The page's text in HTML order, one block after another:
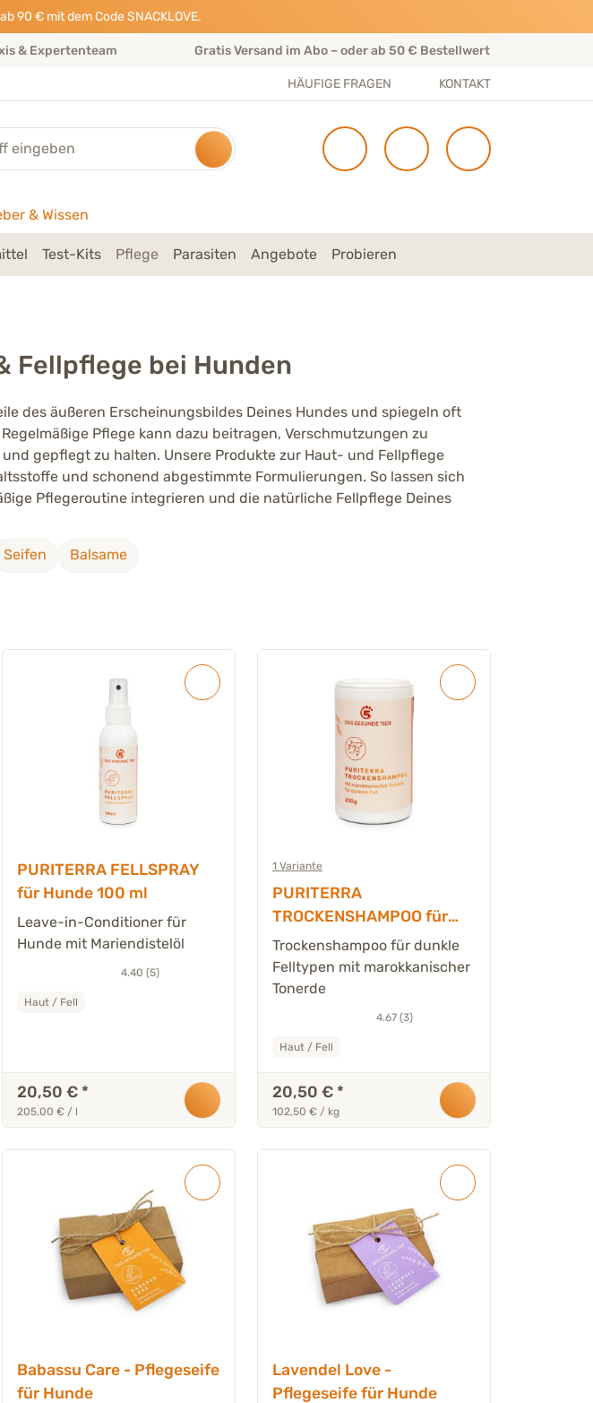
90 € mit dem Code SNACKLOVE.
& Expertenteam Gratis Versand im Abo – oder ab 50 € Bestellwert
HÄUFIGE FRAGEN KONTAKT
& Wissen
Test-Kits Pflege Parasiten Angebote Probieren
Fellpflege bei Hunden
des äußeren Erscheinungsbildes Deines Hundes und spiegeln oft
Pflege kann dazu beitragen, Verschmutzungen zu
gepflegt zu halten. Unsere Produkte zur Haut- und Fellpflege
und schonend abgestimmte Formulierungen. So lassen sich
Pflegeroutine integrieren und die natürliche Fellpflege Deines
Seifen Balsame
PURITERRA FELLSPRAY
für Hunde 100 ml
Leave-in-Conditioner für
Hunde mit Mariendistelöl
4.40 (5)
Haut / Fell
20,50 € *
205,00 € / l
1 Variante
PURITERRA
TROCKENSHAMPOO für
Hunde & Katzen dunkle
Felltypen 200 g
Trockenshampoo für dunkle
Felltypen mit marokkanischer
Tonerde
4.67 (3)
Haut / Fell
20,50 € *
102,50 € / kg
Babassu Care - Pflegeseife
für Hunde
Lavendel Love -
Pflegeseife für Hunde